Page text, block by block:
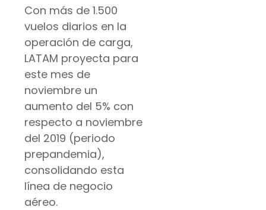
Con más de 1.500
vuelos diarios en la
operación de carga,
LATAM proyecta para
este mes de
noviembre un
aumento del 5% con
respecto a noviembre
del 2019 (periodo
prepandemia),
consolidando esta
línea de negocio
aéreo.